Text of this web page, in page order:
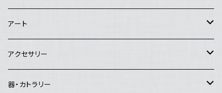
アートセンターHANA
Good job!center
Lemon Works
アート
エイブルアート
その他のアート
アクセサリー
ピアス
器・カトラリー